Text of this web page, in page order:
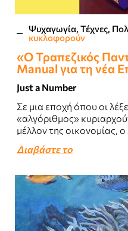
Ψυχαγωγία, Τέχνες,
κυκλοφορούν
«Ο Τραπεζικός
Manual για τη νέα
Just a Number
Σε μια εποχή όπου οι
«αλγόριθμος»
μέλλον της οικονομίας,
τραπεζικού κλάδου..
Διαβάστε το